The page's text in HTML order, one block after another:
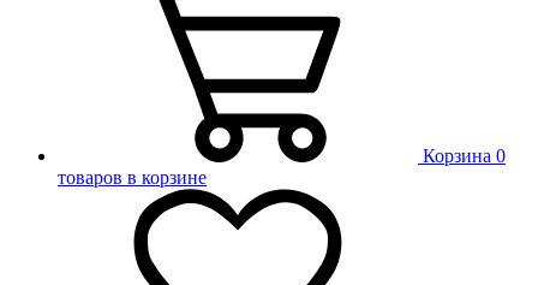
Корзина 0
товаров в корзине